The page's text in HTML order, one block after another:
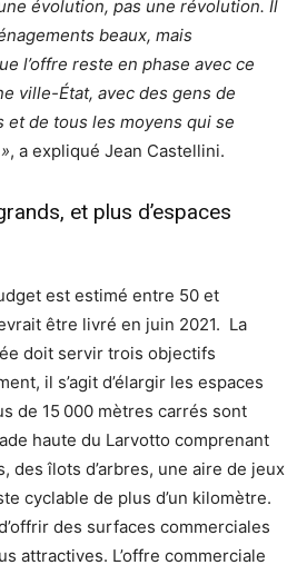
une évolution, pas une révolution. Il
beaux, mais
l’offre reste en phase avec ce
ville-État, avec des gens de
et de tous les moyens qui se
», a expliqué Jean Castellini.
et plus d’espaces
est estimé entre 50 et
être livré en juin 2021. La
doit servir trois objectifs
il s’agit d’élargir les espaces
de 15 000 mètres carrés sont
haute du Larvotto comprenant
des îlots d’arbres, une aire de jeux
cyclable de plus d’un kilomètre.
des surfaces commerciales
attractives. L’offre commerciale